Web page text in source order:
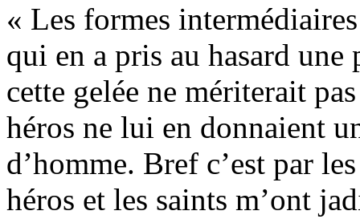
« Les formes
qui en a pris au hasard
cette gelée ne mériterait
héros ne lui en donnaient
d’homme. Bref c’est par
héros et les saints m’ont